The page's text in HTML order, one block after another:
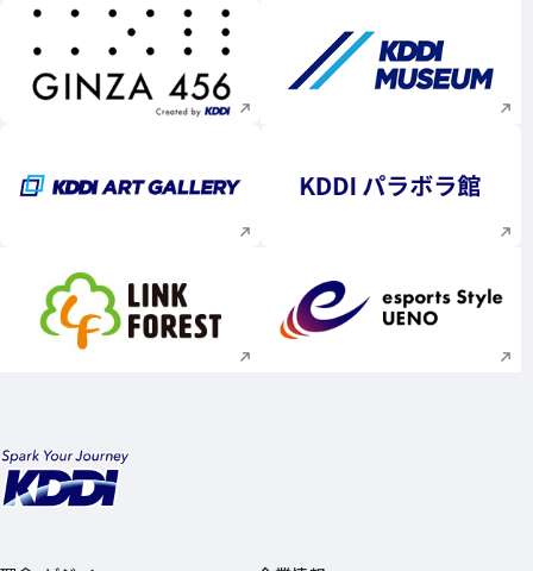
新規ウィンドウで開く 新規ウィンドウで
新規ウィンドウで開く 新規ウィンドウで
新規ウィンドウで開く 新規ウィンドウで